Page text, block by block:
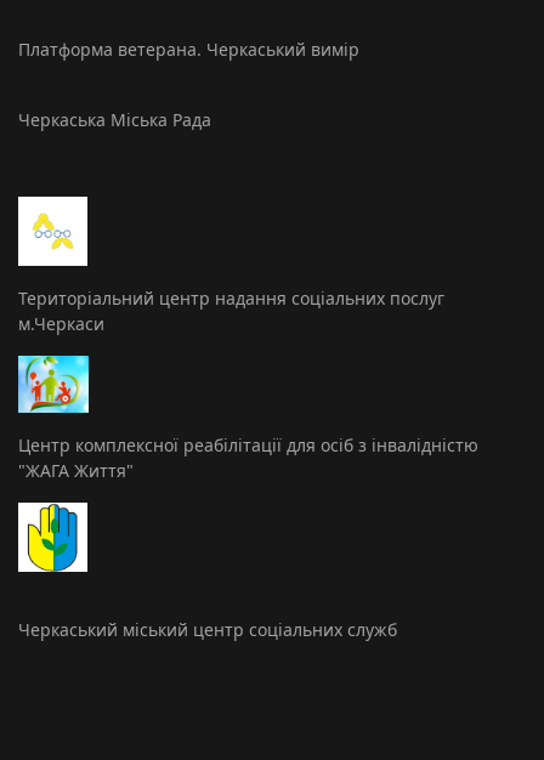
Платформа ветерана. Черкаський вимір
Черкаська Міська Рада
Територіальний центр надання соціальних послуг
м.Черкаси
Центр комплексної реабілітації для осіб з інвалідністю
"ЖАГА Життя"
Черкаський міський центр соціальних служб